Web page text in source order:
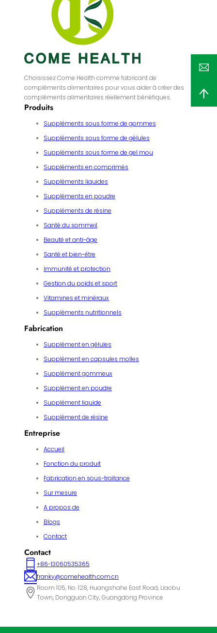
Choisissez Come Health comme fabricant de
compléments alimentaires pour vous aider à créer des
compléments alimentaires réellement bénéfiques.
Produits
Suppléments sous forme de gommes
Suppléments sous forme de gélules
Suppléments sous forme de gel mou
Suppléments en comprimés
Suppléments liquides
Suppléments en poudre
Suppléments de résine
Santé du sommeil
Beauté et anti-âge
Santé et bien-être
Immunité et protection
Gestion du poids et sport
Vitamines et minéraux
Suppléments nutritionnels
Fabrication
Supplément en gélules
Supplément en capsules molles
Supplément gommeux
Supplément en poudre
Supplément liquide
Supplément de résine
Entreprise
Accueil
Fonction du produit
Fabrication en sous-traitance
Sur mesure
A propos de
Blogs
Contact
Contact
+86-13060535365
franky@comehealth.com.cn
Room 105, No. 128, Huangshahe East Road, Liaobu
Town, Dongguan City, Guangdong Province